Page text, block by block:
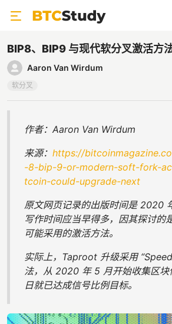
BIP8、BIP9 与现代软分叉激活方
Aaron Van Wirdum
软分叉
作者：Aaron Van Wirdum
来源： https://
-8-bip-9-or-modern-soft-fork-
tcoin-could-upgrade-next
原文网页记录的出版时间是 2020
写作时间应当早得多，因其探讨的
可能采用的激活方法。
实际上，Taproot 升级采用
法，从 2020 年 5 月开始收集区块
日就已达成信号比例目标。